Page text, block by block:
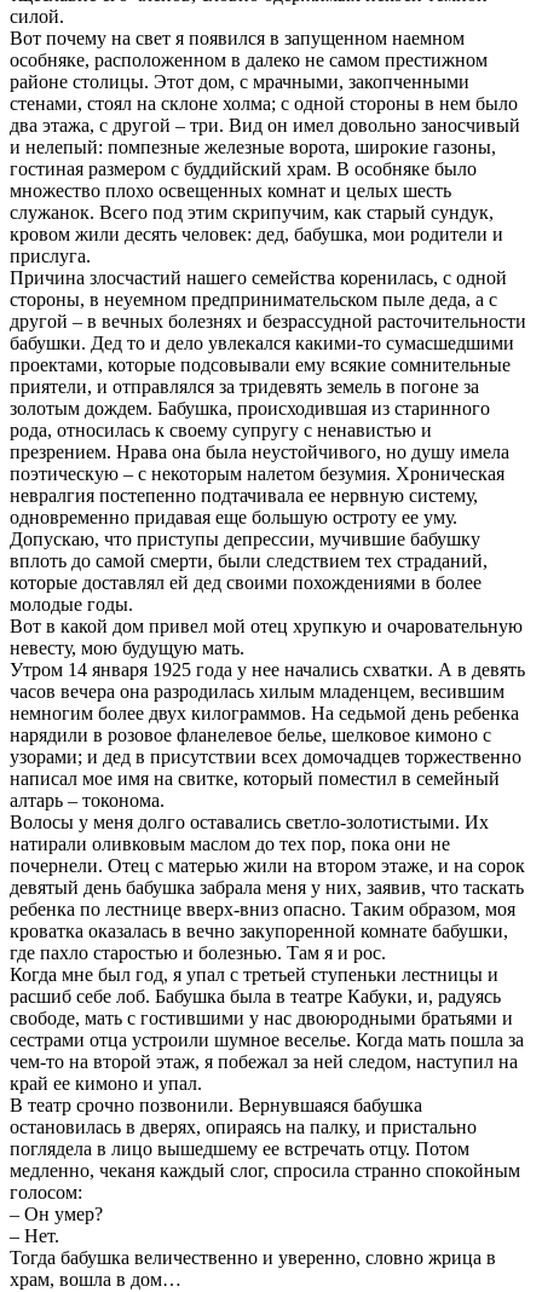
силой.
Вот почему на свет я появился в запущенном наемном
особняке, расположенном в далеко не самом престижном
районе столицы. Этот дом, с мрачными, закопченными
стенами, стоял на склоне холма; с одной стороны в нем было
два этажа, с другой – три. Вид он имел довольно заносчивый
и нелепый: помпезные железные ворота, широкие газоны,
гостиная размером с буддийский храм. В особняке было
множество плохо освещенных комнат и целых шесть
служанок. Всего под этим скрипучим, как старый сундук,
кровом жили десять человек: дед, бабушка, мои родители и
прислуга.
Причина злосчастий нашего семейства коренилась, с одной
стороны, в неуемном предпринимательском пыле деда, а с
другой – в вечных болезнях и безрассудной расточительности
бабушки. Дед то и дело увлекался какими-то сумасшедшими
проектами, которые подсовывали ему всякие сомнительные
приятели, и отправлялся за тридевять земель в погоне за
золотым дождем. Бабушка, происходившая из старинного
рода, относилась к своему супругу с ненавистью и
презрением. Нрава она была неустойчивого, но душу имела
поэтическую – с некоторым налетом безумия. Хроническая
невралгия постепенно подтачивала ее нервную систему,
одновременно придавая еще большую остроту ее уму.
Допускаю, что приступы депрессии, мучившие бабушку
вплоть до самой смерти, были следствием тех страданий,
которые доставлял ей дед своими похождениями в более
молодые годы.
Вот в какой дом привел мой отец хрупкую и очаровательную
невесту, мою будущую мать.
Утром 14 января 1925 года у нее начались схватки. А в девять
часов вечера она разродилась хилым младенцем, весившим
немногим более двух килограммов. На седьмой день ребенка
нарядили в розовое фланелевое белье, шелковое кимоно с
узорами; и дед в присутствии всех домочадцев торжественно
написал мое имя на свитке, который поместил в семейный
алтарь – токонома.
Волосы у меня долго оставались светло-золотистыми. Их
натирали оливковым маслом до тех пор, пока они не
почернели. Отец с матерью жили на втором этаже, и на сорок
девятый день бабушка забрала меня у них, заявив, что таскать
ребенка по лестнице вверх-вниз опасно. Таким образом, моя
кроватка оказалась в вечно закупоренной комнате бабушки,
где пахло старостью и болезнью. Там я и рос.
Когда мне был год, я упал с третьей ступеньки лестницы и
расшиб себе лоб. Бабушка была в театре Кабуки, и, радуясь
свободе, мать с гостившими у нас двоюродными братьями и
сестрами отца устроили шумное веселье. Когда мать пошла за
чем-то на второй этаж, я побежал за ней следом, наступил на
край ее кимоно и упал.
В театр срочно позвонили. Вернувшаяся бабушка
остановилась в дверях, опираясь на палку, и пристально
поглядела в лицо вышедшему ее встречать отцу. Потом
медленно, чеканя каждый слог, спросила странно спокойным
голосом:
– Он умер?
– Нет.
Тогда бабушка величественно и уверенно, словно жрица в
храм, вошла в дом…